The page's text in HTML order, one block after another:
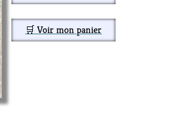
🛒 Voir mon panier